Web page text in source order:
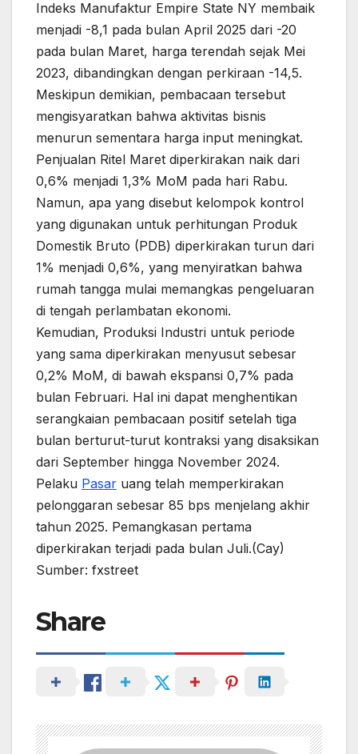
Indeks Manufaktur Empire State NY membaik
menjadi -8,1 pada bulan April 2025 dari -20
pada bulan Maret, harga terendah sejak Mei
2023, dibandingkan dengan perkiraan -14,5.
Meskipun demikian, pembacaan tersebut
mengisyaratkan bahwa aktivitas bisnis
menurun sementara harga input meningkat.
Penjualan Ritel Maret diperkirakan naik dari
0,6% menjadi 1,3% MoM pada hari Rabu.
Namun, apa yang disebut kelompok kontrol
yang digunakan untuk perhitungan Produk
Domestik Bruto (PDB) diperkirakan turun dari
1% menjadi 0,6%, yang menyiratkan bahwa
rumah tangga mulai memangkas pengeluaran
di tengah perlambatan ekonomi.
Kemudian, Produksi Industri untuk periode
yang sama diperkirakan menyusut sebesar
0,2% MoM, di bawah ekspansi 0,7% pada
bulan Februari. Hal ini dapat menghentikan
serangkaian pembacaan positif setelah tiga
bulan berturut-turut kontraksi yang disaksikan
dari September hingga November 2024.
Pelaku Pasar uang telah memperkirakan
pelonggaran sebesar 85 bps menjelang akhir
tahun 2025. Pemangkasan pertama
diperkirakan terjadi pada bulan Juli.(Cay)
Sumber: fxstreet
Share